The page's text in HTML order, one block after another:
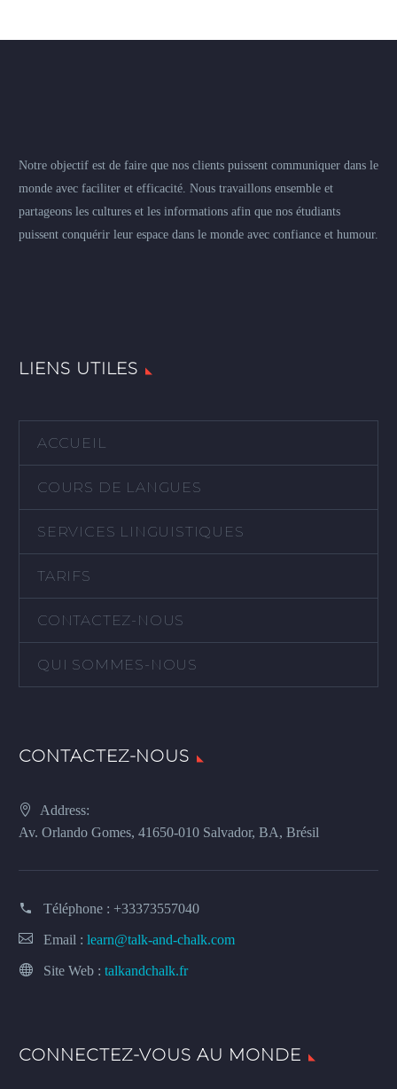
Notre objectif est de faire que nos clients puissent communiquer dans le
monde avec faciliter et efficacité. Nous travaillons ensemble et
partageons les cultures et les informations afin que nos étudiants
puissent conquérir leur espace dans le monde avec confiance et humour.
LIENS UTILES
ACCUEIL
COURS DE LANGUES
SERVICES LINGUISTIQUES
TARIFS
CONTACTEZ-NOUS
QUI SOMMES-NOUS
CONTACTEZ-NOUS
Address:
Av. Orlando Gomes, 41650-010 Salvador, BA, Brésil
Téléphone : +33373557040
Email : learn@talk-and-chalk.com
Site Web : talkandchalk.fr
CONNECTEZ-VOUS AU MONDE